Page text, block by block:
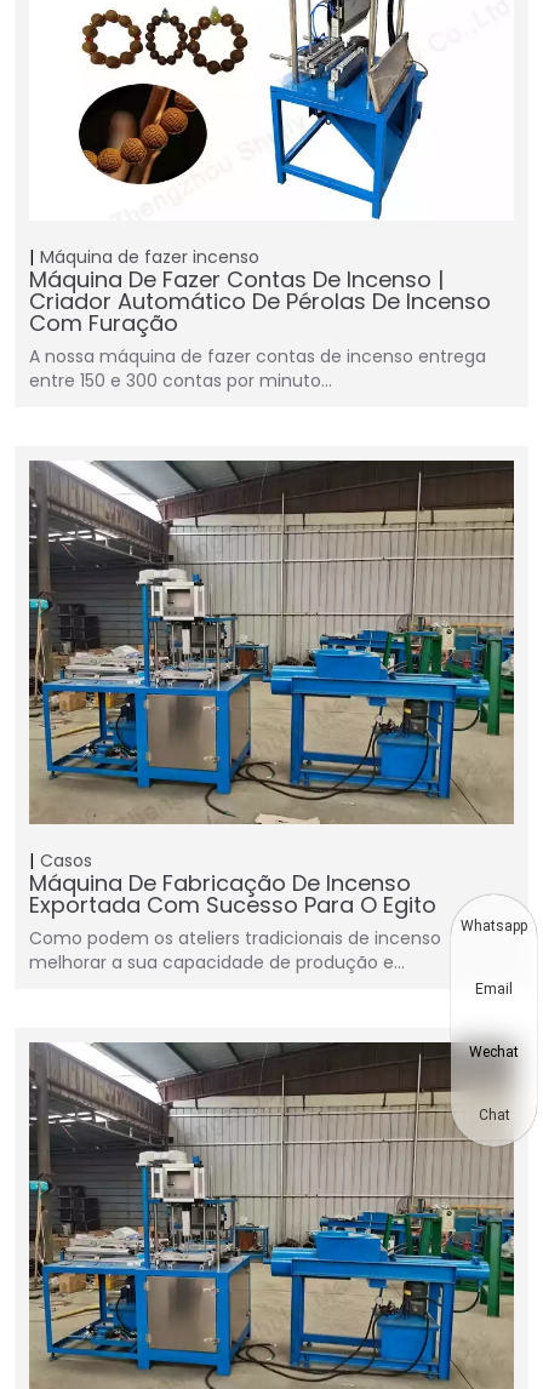
Máquina de fazer incenso
Máquina De Fazer Contas De Incenso |
Criador Automático De Pérolas De Incenso
Com Furação
A nossa máquina de fazer contas de incenso entrega
entre 150 e 300 contas por minuto…
Casos
Máquina De Fabricação De Incenso
Exportada Com Sucesso Para O Egito
Como podem os ateliers tradicionais de incenso
melhorar a sua capacidade de produção e…
Whatsapp
Email
Wechat
Chat